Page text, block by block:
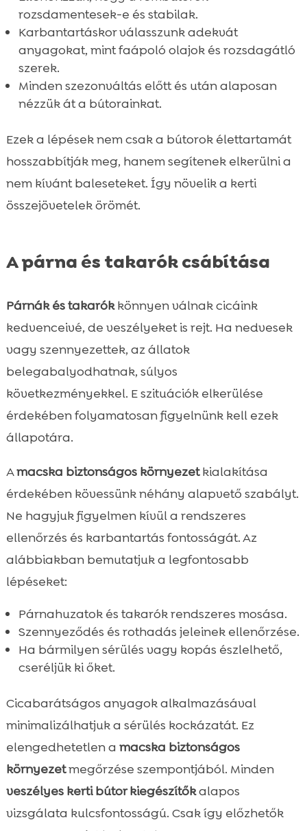
rozsdamentesek-e és stabilak.
Karbantartáskor válasszunk adekvát
anyagokat, mint faápoló olajok és rozsdagátló
szerek.
Minden szezonváltás előtt és után alaposan
nézzük át a bútorainkat.
Ezek a lépések nem csak a bútorok élettartamát
hosszabbítják meg, hanem segítenek elkerülni a
nem kívánt baleseteket. Így növelik a kerti
összejövetelek örömét.
A párna és takarók csábítása
Párnák és takarókkönnyen válnak cicáink
kedvenceivé, de veszélyeket is rejt. Ha nedvesek
vagy szennyezettek, az állatok
belegabalyodhatnak, súlyos
következményekkel. E szituációk elkerülése
érdekében folyamatosan figyelnünk kell ezek
állapotára.
Amacska biztonságos környezetkialakítása
érdekében kövessünk néhány alapvető szabályt.
Ne hagyjuk figyelmen kívül a rendszeres
ellenőrzés és karbantartás fontosságát. Az
alábbiakban bemutatjuk a legfontosabb
lépéseket:
Párnahuzatok és takarók rendszeres mosása.
Szennyeződés és rothadás jeleinek ellenőrzése.
Ha bármilyen sérülés vagy kopás észlelhető,
cseréljük ki őket.
Cicabarátságos anyagok alkalmazásával
minimalizálhatjuk a sérülés kockázatát. Ez
elengedhetetlen a macska biztonságos
környezetmegőrzése szempontjából. Minden
veszélyes kerti bútor kiegészítőkalapos
vizsgálata kulcsfontosságú. Csak így előzhetők